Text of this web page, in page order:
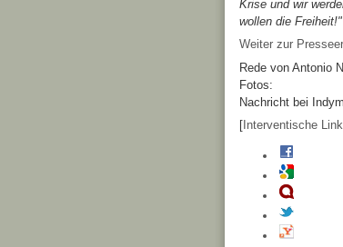
Krise und wir
wollen die Freiheit!"
Weiter zur
Rede von Antonio
Fotos:
Nachricht bei
[ Interventische